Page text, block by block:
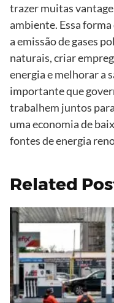
trazer muitas
ambiente. Essa
a emissão de gases
naturais, criar
energia e melhorar a
importante que
trabalhem juntos
uma economia de
fontes de energia
Related